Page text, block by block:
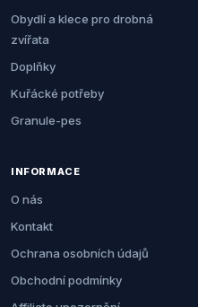
Obydlí a klece pro drobná
zvířata
Doplňky
Kuřácké potřeby
Granule-pes
INFORMACE
O nás
Kontakt
Ochrana osobních údajů
Obchodní podmínky